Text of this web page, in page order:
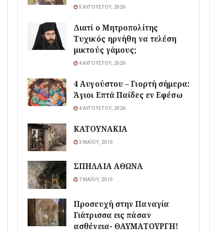
5 ΑΥΓΟΎΣΤΟΥ, 2026
Διατί ο Μητροπολίτης
Τυχικός ηρνήθη να τελέση
μικτούς γάμους;
4 ΑΥΓΟΎΣΤΟΥ, 2026
4 Αυγούστου – Γιορτή σήμερα:
Άγιοι Επτά Παίδες εν Εφέσω
4 ΑΥΓΟΎΣΤΟΥ, 2026
ΚΑΤΟΥΝΑΚΙΑ
3 ΜΑΪ́ΟΥ, 2010
ΣΠΗΛΑΙΑ ΑΘΩΝΑ
7 ΜΑΪ́ΟΥ, 2010
Προσευχή στην Παναγία
Γιάτρισσα εις πάσαν
ασθένεια- ΘΑΥΜΑΤΟΥΡΓΗ!